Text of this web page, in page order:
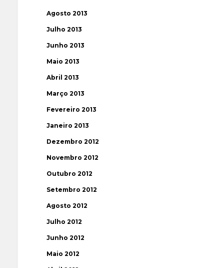
Agosto 2013
Julho 2013
Junho 2013
Maio 2013
Abril 2013
Março 2013
Fevereiro 2013
Janeiro 2013
Dezembro 2012
Novembro 2012
Outubro 2012
Setembro 2012
Agosto 2012
Julho 2012
Junho 2012
Maio 2012